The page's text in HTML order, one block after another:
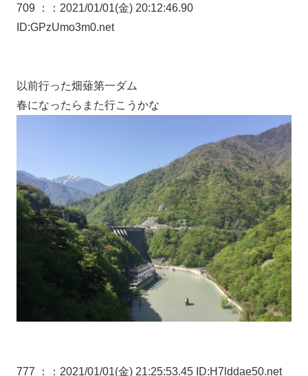
709 ：
：2021/01/01(金) 20:12:46.90
ID:GPzUmo3m0.net
以前行った畑薙第一ダム
春になったらまた行こうかな
777 ： ：2021/01/01(金) 21:25:53.45 ID:H7lddae50.net